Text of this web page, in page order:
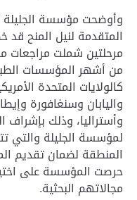
وأوضحت مؤسسة الجليلة
المتقدمة لنيل المنح
مرحلتين شملت مراجعات
من أشهر المؤسسات
كالولايات المتحدة
واليابان وسنغافورة
وأستراليا، وذلك بإشراف
لمؤسسة الجليلة والتي
المنطقة لضمان تقديم
حرصت المؤسسة على
مجالاتهم البحثية.